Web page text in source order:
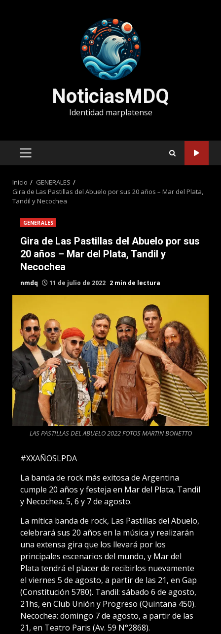
NoticiasMDQ
Identidad marplatense
MENÚ
Inicio
GENERALES
Gira de Las Pastillas del Abuelo por sus 20 años – Mar del Plata,
Tandil y Necochea
GENERALES
Gira de Las Pastillas del Abuelo por sus
20 años – Mar del Plata, Tandil y
Necochea
nmdq 11 de julio de 2022 2 min de lectura
LAS PASTILLAS DEL ABUELO 2022 FOTOS MARTIN BONETTO
#XXAÑOSLPDA
La banda de rock más exitosa de Argentina
cumple 20 años y festeja en Mar del Plata, Tandil
y Necochea. 5, 6 y 7 de agosto.
La mítica banda de rock, Las Pastillas del Abuelo,
celebrará sus 20 años en la música y realizarán
una extensa gira que los llevará por los
principales escenarios del mundo, y Mar del
Plata tendrá el placer de recibirlos nuevamente
el viernes 5 de agosto, a partir de las 21, en Gap
(Constitución 5780). Tandil: sábado 6 de agosto,
21hs, en Club Unión y Progreso (Quintana 450).
Necochea: domingo 7 de agosto, a partir de las
21, en Teatro Paris (Av. 59 N°2868).